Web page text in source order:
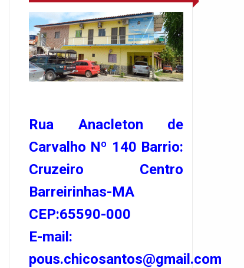
Rua Anacleton de
Carvalho Nº 140 Barrio:
Cruzeiro Centro
Barreirinhas-MA
CEP:65590-000
E-mail:
pous.chicosantos@gmail.com